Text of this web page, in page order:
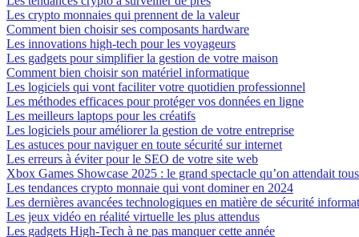
Les crypto monnaies qui prennent de la valeur
Comment bien choisir ses composants hardware
Les innovations high-tech pour les voyageurs
Les gadgets pour simplifier la gestion de votre maison
Comment bien choisir son matériel informatique
Les logiciels qui vont faciliter votre quotidien professionnel
Les méthodes efficaces pour protéger vos données en ligne
Les meilleurs laptops pour les créatifs
Les logiciels pour améliorer la gestion de votre entreprise
Les astuces pour naviguer en toute sécurité sur internet
Les erreurs à éviter pour le SEO de votre site web
Xbox Games Showcase 2025 : le grand spectacle qu’on attendait tous
Les tendances crypto monnaie qui vont dominer en 2024
Les dernières avancées technologiques en matière de sécurité
Les jeux vidéo en réalité virtuelle les plus attendus
Les gadgets High-Tech à ne pas manquer cette année